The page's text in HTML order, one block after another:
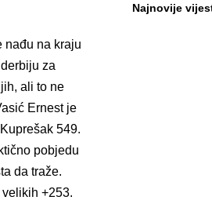
nađu na kraju
za
ali to ne
Ernest je
549.
pobjedu
da traže.
+253.
Najnovije